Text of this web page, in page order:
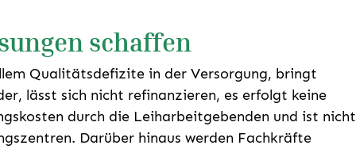
schaffen
Qualitätsdefizite in der Versorgung, bringt
lässt sich nicht refinanzieren, es erfolgt keine
durch die Leiharbeitgebenden und ist nicht
Darüber hinaus werden Fachkräfte